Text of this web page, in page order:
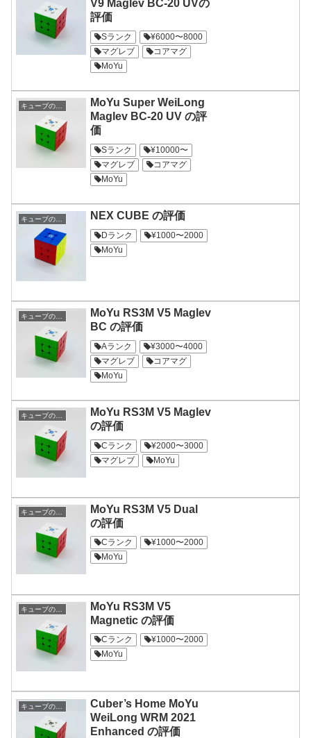
V9 Maglev BC-20 UVの
評価
Sランク
¥6000〜8000
マグレブ
コアマグ
MoYu
キューブの評価
MoYu Super WeiLong
Maglev BC-20 UV の評
価
Sランク
¥10000〜
マグレブ
コアマグ
MoYu
キューブの評価 NEX CUBE の評価
Dランク
¥1000〜2000
MoYu
キューブの評価
MoYu RS3M V5 Maglev
BC の評価
Aランク
¥3000〜4000
マグレブ
コアマグ
MoYu
キューブの評価
MoYu RS3M V5 Maglev
の評価
Cランク
¥2000〜3000
マグレブ
MoYu
キューブの評価
MoYu RS3M V5 Dual
の評価
Cランク
¥1000〜2000
MoYu
キューブの評価
MoYu RS3M V5
Magnetic の評価
Cランク
¥1000〜2000
MoYu
キューブの評価
Cuber’s Home MoYu
WeiLong WRM 2021
Enhanced の評価